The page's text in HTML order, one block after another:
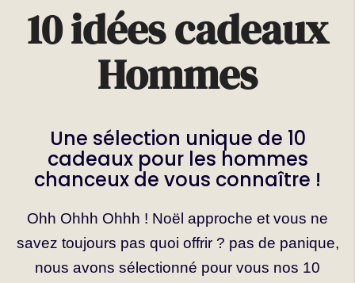
10 idées cadeaux
Hommes
Une sélection unique de 10
cadeaux pour les hommes
chanceux de vous connaître !
Ohh Ohhh Ohhh ! Noël approche et vous ne
savez toujours pas quoi offrir ? pas de panique,
nous avons sélectionné pour vous nos 10